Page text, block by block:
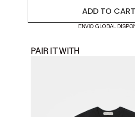
ADD TO CART
ENVIO GLOBAL
PAIR IT WITH